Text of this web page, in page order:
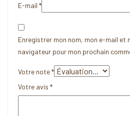
E-mail *
Enregistrer mon nom, mon e-mail et
navigateur pour mon prochain
Votre note*
Votre avis *